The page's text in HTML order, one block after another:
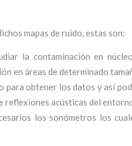
mapas de ruido, estas son:
la contaminación en
en áreas de determinado
para obtener los datos y así
reflexiones acústicas del
los sonómetros los